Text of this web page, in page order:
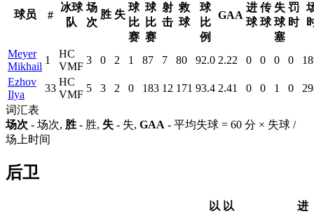
球员 #
冰球
队
场
次
胜 失
球
比
赛
球
比
赛
射
击
救
球
球
比
例
GAA
进
球
传
球
失
球
塞
罚
时
Meyer
Mikhail
1
HC
VMF
3 0 2 1 87 7 80 92.0 2.22 0 0 0 0
Ezhov
Ilya
33
HC
VMF
5 3 2 0 183 12 171 93.4 2.41 0 0 1 0
词汇表
场次 - 场次, 胜 - 胜, 失 - 失, GAA - 平均失球 = 60 分 × 失球 /
场上时间
后卫
以 以
进